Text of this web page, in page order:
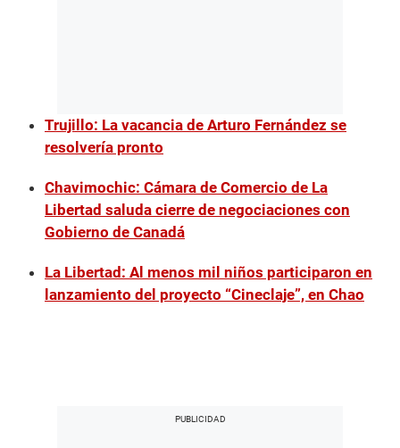
Trujillo: La vacancia de Arturo Fernández se
resolvería pronto
Chavimochic: Cámara de Comercio de La
Libertad saluda cierre de negociaciones con
Gobierno de Canadá
La Libertad: Al menos mil niños participaron en
lanzamiento del proyecto “Cineclaje”, en Chao